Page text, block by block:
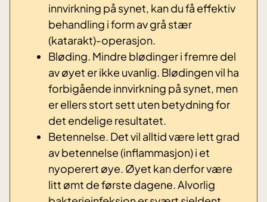
innvirkning på synet, kan du få effektiv
behandling i form av grå stær
(katarakt)-operasjon.
Bløding. Mindre blødinger i fremre del
av øyet er ikke uvanlig. Blødingen vil ha
forbigående innvirkning på synet, men
er ellers stort sett uten betydning for
det endelige resultatet.
Betennelse. Det vil alltid være lett grad
av betennelse (inflammasjon) i et
nyoperert øye. Øyet kan derfor være
litt ømt de første dagene. Alvorlig